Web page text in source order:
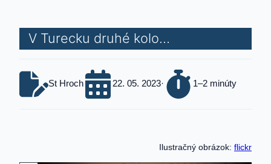
V Turecku druhé kolo…
St Hroch 22. 05. 2023· 1–2 minúty
Ilustračný obrázok: flickr